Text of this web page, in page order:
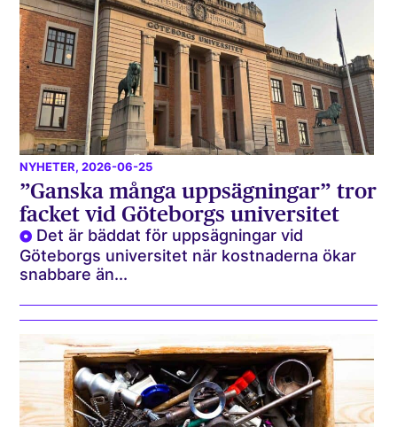
NYHETER, 2026-06-25
”Ganska många uppsägningar” tror
facket vid Göteborgs universitet
Det är bäddat för uppsägningar vid
Göteborgs universitet när kostnaderna ökar
snabbare än...